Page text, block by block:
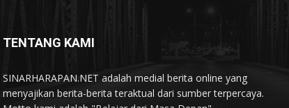
TENTANG KAMI
SINARHARAPAN.NET adalah medial berita online yang
menyajikan berita-berita teraktual dari sumber terpercaya.